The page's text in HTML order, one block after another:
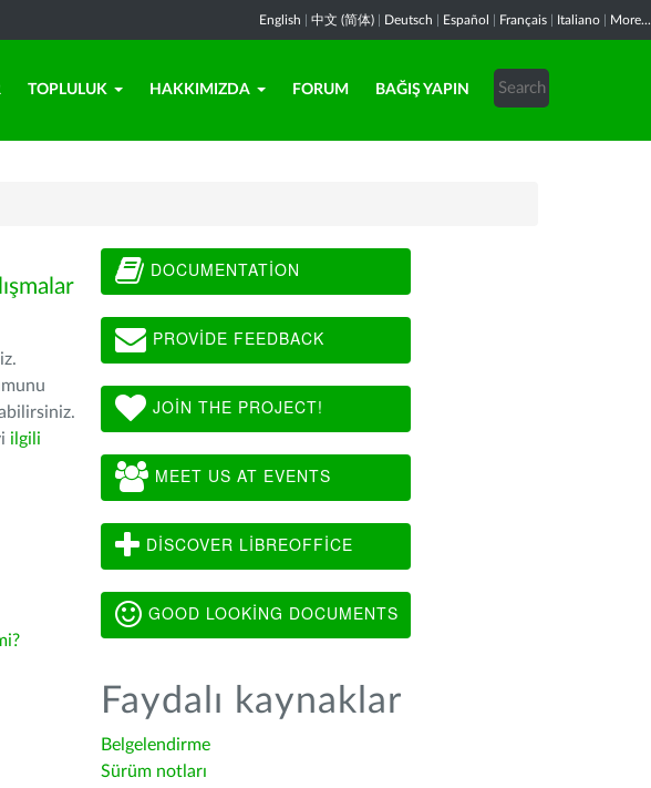
English 中文 (简体) Deutsch Español Français Italiano More...
TOPLULUK HAKKIMIZDA FORUM BAĞIŞ YAPIN
ilgili
DOCUMENTATION
PROVIDE FEEDBACK
JOIN THE PROJECT!
MEET US AT EVENTS
DISCOVER LIBREOFFICE
GOOD LOOKING DOCUMENTS
Faydalı kaynaklar
Belgelendirme
Sürüm notları